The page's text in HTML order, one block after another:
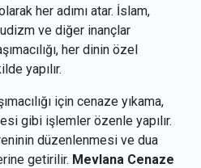
her adımı atar. İslam,
ve diğer inançlar
her dinin özel
yapılır.
için cenaze yıkama,
gibi işlemler özenle yapılır.
düzenlenmesi ve dua
getirilir. Mevlana Cenaze